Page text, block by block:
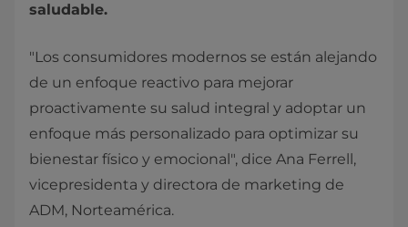
saludable.
"Los consumidores modernos se están alejando
de un enfoque reactivo para mejorar
proactivamente su salud integral y adoptar un
enfoque más personalizado para optimizar su
bienestar físico y emocional", dice Ana Ferrell,
vicepresidenta y directora de marketing de
ADM, Norteamérica.